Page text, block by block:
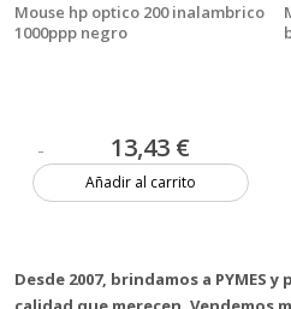
Mouse hp optico 200 inalambrico
1000ppp negro
13,43 €
Añadir al carrito
Desde 2007, brindamos a PYMES